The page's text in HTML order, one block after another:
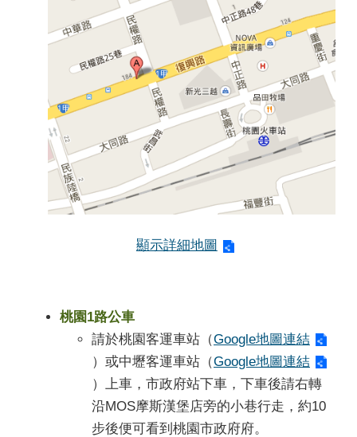
顯示詳細地圖
桃園1路公車
請於桃園客運車站（Google地圖連結
）或中壢客運車站（Google地圖連結
）上車，市政府站下車，下車後請右轉
沿MOS摩斯漢堡店旁的小巷行走，約10
步後便可看到桃園市政府府。